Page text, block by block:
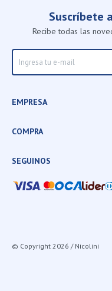
Suscríbete
Recibe todas las
EMPRESA
COMPRA
SEGUINOS
© Copyright 2026 / Nicolini